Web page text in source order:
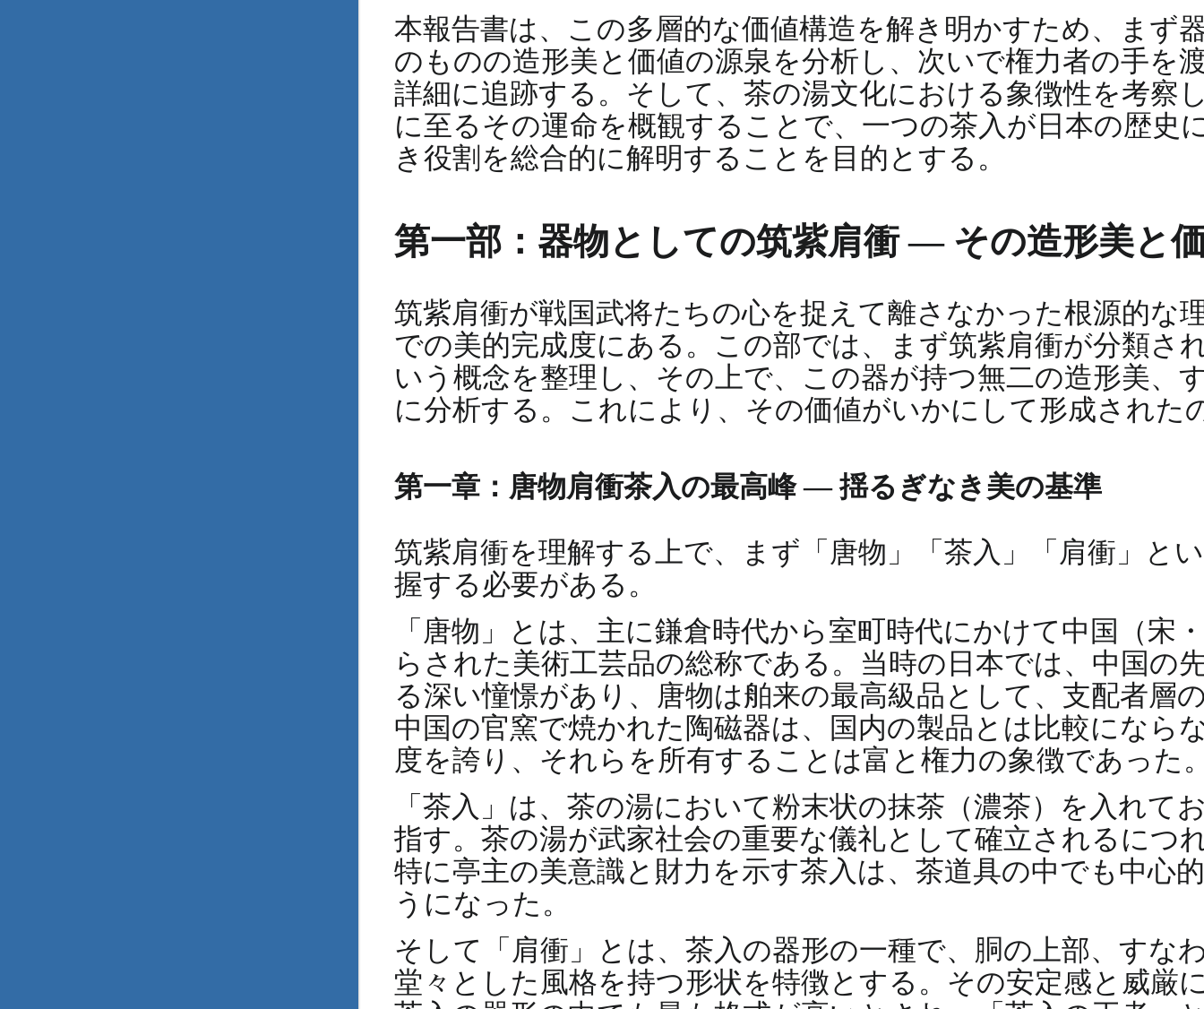
本報告書は、この多層的な価値構造を解き明かすため、まず
のものの造形美と価値の源泉を分析し、次いで権力者の手を
詳細に追跡する。そして、茶の湯文化における象徴性を考察
に至るその運命を概観することで、一つの茶入が日本の歴史
き役割を総合的に解明することを目的とする。
第一部：器物としての筑紫肩衝 ― その造形美と
筑紫肩衝が戦国武将たちの心を捉えて離さなかった根源的な
での美的完成度にある。この部では、まず筑紫肩衝が分類さ
いう概念を整理し、その上で、この器が持つ無二の造形美、
に分析する。これにより、その価値がいかにして形成された
第一章：唐物肩衝茶入の最高峰 ― 揺るぎなき美の基準
筑紫肩衝を理解する上で、まず「唐物」「茶入」「肩衝」と
握する必要がある。
「唐物」とは、主に鎌倉時代から室町時代にかけて中国（宋
らされた美術工芸品の総称である。当時の日本では、中国の
る深い憧憬があり、唐物は舶来の最高級品として、支配者層
中国の官窯で焼かれた陶磁器は、国内の製品とは比較になら
度を誇り、それらを所有することは富と権力の象徴であった
「茶入」は、茶の湯において粉末状の抹茶（濃茶）を入れて
指す。茶の湯が武家社会の重要な儀礼として確立されるにつ
特に亭主の美意識と財力を示す茶入は、茶道具の中でも中心
うになった。
そして「肩衝」とは、茶入の器形の一種で、胴の上部、すな
堂々とした風格を持つ形状を特徴とする。その安定感と威厳